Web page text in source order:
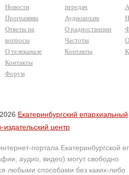
Новости
Программы
Ответы на
вопросы
О телеканале
Контакты
Форум
передач
Аудиоархив
О радиостанции
Частоты
Контакты
Екатеринбургский епархиальный
центр
портала Екатеринбургской
аудио, видео) могут свободно
любыми способами без каких-либо